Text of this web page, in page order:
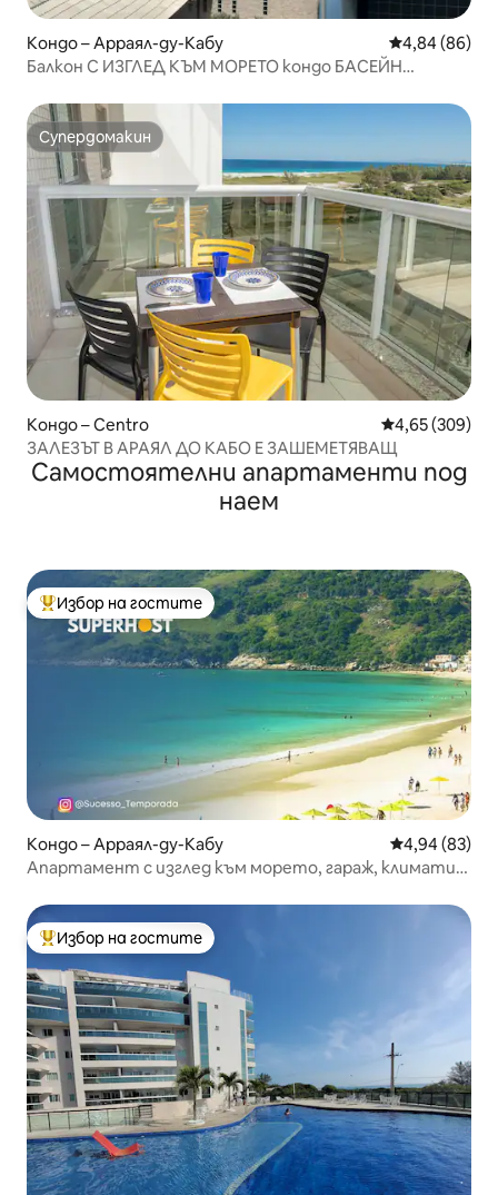
Кондо – Арраял-ду-Кабу Средна
4,84 (86)
Балкон С ИЗГЛЕД КЪМ МОРЕТО кондо БАСЕЙН
Супердомакин
Супердомакин
Кондо – Centro Средна
4,65 (309)
ЗАЛЕЗЪТ В АРАЯЛ ДО КАБО Е ЗАШЕМЕТЯВАЩ
Самостоятелни апартаменти под
наем
Най-популярен избор на гостите
Избор на гостите
Кондо – Арраял-ду-Кабу Средна
4,94 (83)
Апартамент с изглед към морето, гараж, климатик,
Най-популярен избор на гостите
Избор на гостите